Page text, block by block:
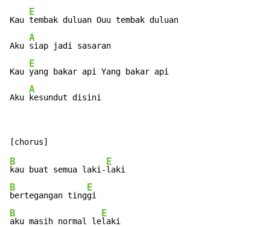
Kau
E
tembak duluan Ouu tembak duluan
Aku
A
siap jadi sasaran
Kau
E
yang bakar api Yang bakar api
Aku
A
kesundut disini
B
kau buat semua laki-
E
B
bertegangan ting
E
B
aku masih normal le
E
laki